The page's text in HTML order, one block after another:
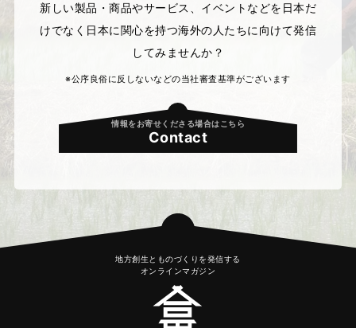
新しい製品・商品やサービス、イベントなどを日本だ
けでなく 日本に関心を持つ海外の人たちに向けて発信
してみませんか？
※公序良俗に反しないなどの当社審査基準がございます
情報をお寄せくださる場合はこちら
Contact
地方創生とものづくりを発信する
オンラインマガジン